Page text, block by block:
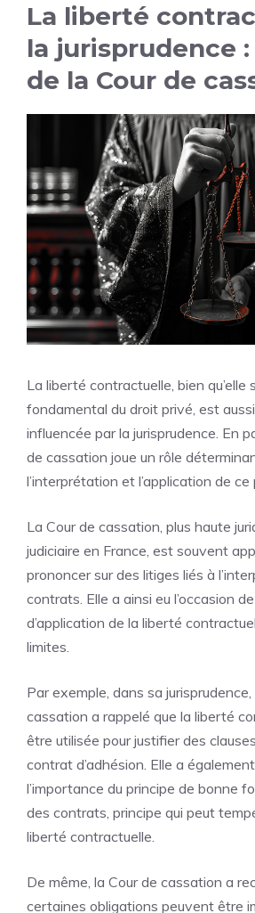
La liberté
la jurisprudence
de la Cour de
La liberté contractuelle, bien qu’elle
fondamental du droit privé, est
influencée par la jurisprudence. En
de cassation joue un rôle
l’interprétation et l’application de ce
La Cour de cassation, plus haute
judiciaire en France, est souvent
prononcer sur des litiges liés à
contrats. Elle a ainsi eu l’occasion
d’application de la liberté
limites.
Par exemple, dans sa jurisprudence,
cassation a rappelé que la liberté
être utilisée pour justifier des
contrat d’adhésion. Elle a
l’importance du principe de bonne
des contrats, principe qui peut
liberté contractuelle.
De même, la Cour de cassation a
certaines obligations peuvent être